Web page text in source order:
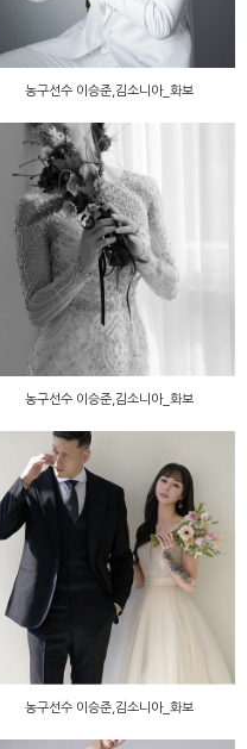
농구선수 이승준,김소니아_화보
농구선수 이승준,김소니아_
화보
농구선수 이승준,김소니아_화보
농구선수 이승준,김소니아_
화보
농구선수 이승준,김소니아_화보